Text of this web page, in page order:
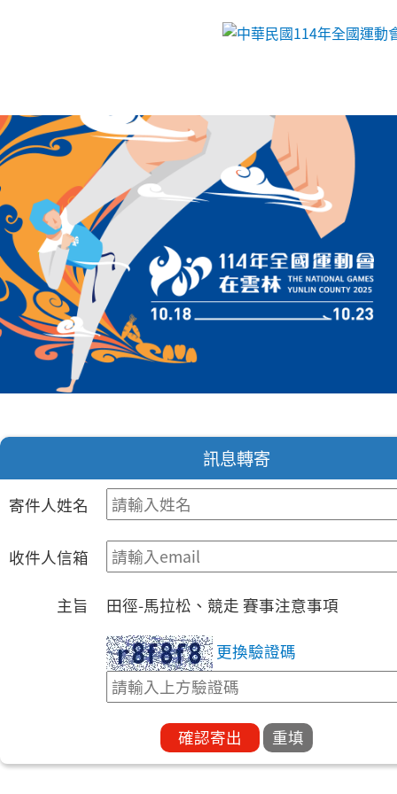
跳到主要內容
訊息轉寄
寄件人姓名
收件人信箱
主旨 田徑-馬拉松、競走 賽事注意事項
更換驗證碼